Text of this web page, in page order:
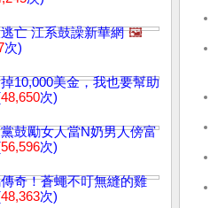
亡 江系鼓譟新華網 🖼️
次)
10,000美金，我也要幫助
48,650次)
鼓勵女人當N奶男人傍富
56,596次)
奇！蒼蠅不叮無縫的雞
48,363次)